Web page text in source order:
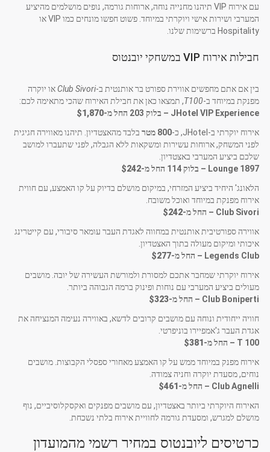
עם אירוח VIP תיהנו מחנייה נוחה, ארוחות גורמה, נופים מושלמים מהיציע
המערבי ושירות אישי ויוקרתי במיוחד. פשוט חפשו מונחים כמו VIP או
Hospitality ברשימות שלנו.
חבילות אירוח VIP במשחקי יובנטוס
בין אם אתם מחפשים אווירת ספורט בר אותנטית ב-Club Sivori או יוקרה
מפנקת במיוחד ב-T100, תמצאו כאן את חבילת האירוח שהכי מתאימה לכם:
JHotel VIP Experience – בלוק 203 החל מ-
$1,870
אירוח יוקרתי ב-JHotel, כ-
800 מטר
בלבד מהאצטדיון. תיהנו מאווירה חגיגית
לפני המשחק, ארוחות עשירות ומשקאות ללא הגבלה, לפני שתעברו למושב
שלכם ביציע המערבי באצטדיון.
1897 Lounge – בלוק 114 החל מ-
$242
הלאונג' היחיד ביציע המזרחי, במיקום מושלם בדיוק על קו האמצע, עם חווית
אירוח מפנקת במיוחד ואוכל משובח.
Club Sivori – החל מ-
$242
אווירה ספורטיבית אותנטית במחווה לאגדת העבר עומאר סיבורי, עם קייטרינג
איכותי ומיקום מעולה בתוך האצטדיון.
Legends Club – החל מ-
$277
אירוח יוקרתי שמחבר אתכם למסורת ולמורשת העשירה של יובה. מושבים
מעולים ביציע המערבי עם נוחות ופינוק ברמה הגבוהה ביותר.
Club Boniperti – החל מ-
$323
חוויה ייחודית ונוחה עם מושבים קרובים לדשא, באווירה נעימה המנציחה את
אגדת העבר ג'אמפיירו בוניפרטי.
T 100 – החל מ-
$381
אירוח מפנק במיוחד ממש על קו האמצע מאחורי ספסלי הקבוצות. מושבים
נוחים, מסעדת יוקרה וחניה צמודה.
Club Agnelli – החל מ-
$461
האירוח היוקרתי ביותר באצטדיון, עם מושבים מפנקים ואקסקלוסיביים, נוף
מושלם למגרש, ומסעדת גורמה לחוויית אירוח בלתי נשכחת.
כרטיסים ליובנטוס במחיר רשמי מהמועדון